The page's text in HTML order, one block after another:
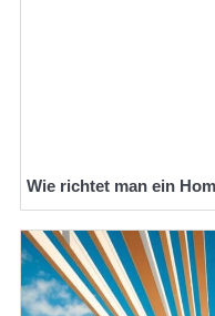
Wie richtet man ein